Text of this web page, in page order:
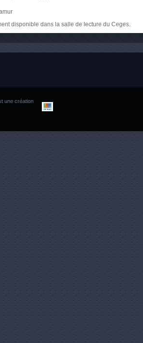
disponible dans la salle de lecture du Ceges.
une création